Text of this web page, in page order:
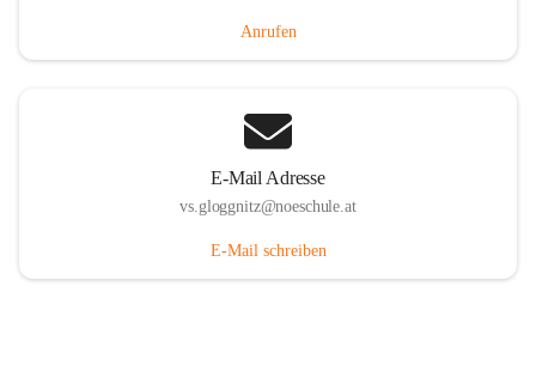
Anrufen
E-Mail Adresse
vs.gloggnitz@noeschule.at
E-Mail schreiben